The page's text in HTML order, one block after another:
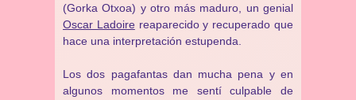
(Gorka Otxoa) y otro más maduro, un genial
Oscar Ladoire reaparecido y recuperado que
hace una interpretación estupenda.
Los dos pagafantas dan mucha pena y en
algunos momentos me sentí culpable de